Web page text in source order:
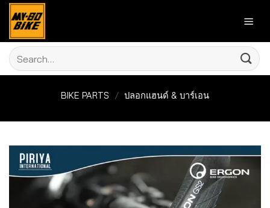
Skip
content
Search
for:
BIKE PARTS / ปลอกแฮนด์ & บาร์เอน